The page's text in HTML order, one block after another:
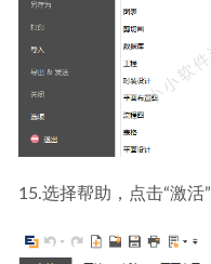
15.选择帮助，点击“激活”